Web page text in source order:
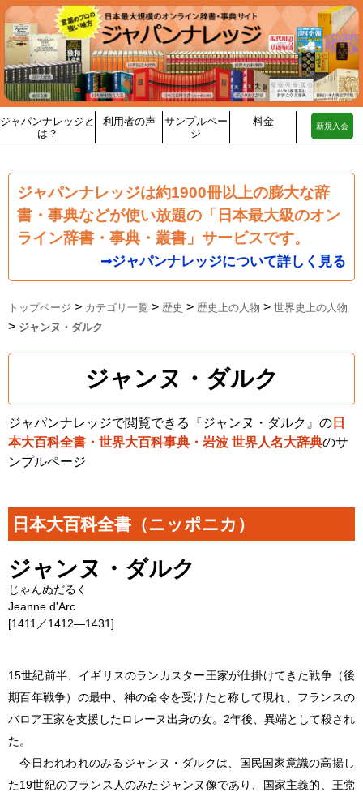
ジャパンナレッジと
は？
利用者の声
サンプルペー
ジ
料金 新規入会
ジャパンナレッジは約1900冊以上の膨大な辞
書・事典などが使い放題の「日本最大級のオン
ライン辞書・事典・叢書」サービスです。
➞ジャパンナレッジについて詳しく見る
トップページ > カテゴリ一覧 > 歴史 > 歴史上の人物 > 世界史上の人物
> ジャンヌ・ダルク
ジャンヌ・ダルク
ジャパンナレッジで閲覧できる『ジャンヌ・ダルク』の 日
本大百科全書・世界大百科事典・岩波 世界人名大辞典のサ
ンプルページ
日本大百科全書（ニッポニカ）
ジャンヌ・ダルク
じゃんぬだるく
Jeanne d'Arc
[1411／1412―1431]
15世紀前半、イギリスのランカスター王家が仕掛けてきた戦争（後
期百年戦争）の最中、神の命令を受けたと称して現れ、フランスの
バロア王家を支援したロレーヌ出身の女。2年後、異端として殺され
た。
今日われわれのみるジャンヌ・ダルクは、国民国家意識の高揚し
た19世紀のフランス人のみたジャンヌ像であり、国家主義的、王党